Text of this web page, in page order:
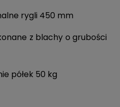
rygli 450 mm
z blachy o grubości
półek 50 kg